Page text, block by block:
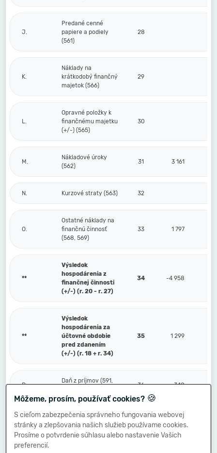
J.
Predané cenné
papiere a podiely
(561)
28
K.
Náklady na
krátkodobý finančný
majetok (566)
29
L.
Opravné položky k
finančnému majetku
(+/-) (565)
30
M.
Nákladové úroky
(562)
31 3 161
N. Kurzové straty (563) 32
O.
Ostatné náklady na
finančnú činnosť
(568, 569)
33 1 797
**
Výsledok
hospodárenia z
finančnej činnosti
(+/-) (r. 20 - r. 27)
34 -4 958
**
Výsledok
hospodárenia za
účtovné obdobie
pred zdanením
(+/-) (r. 18 + r. 34)
35 1 299
P.
Daň z príjmov (591,
36 340
Q.
Prevod podielov na
výsledku
hospodárenia
37
Môžeme, prosím, používať cookies? 🍪
S cieľom zabezpečenia správneho fungovania webovej
stránky a zlepšovania našich služieb používame cookies.
Prosíme o potvrdenie súhlasu alebo nastavenie Vašich
preferencií.